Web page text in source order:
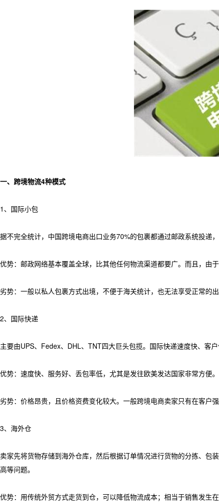
一、跨境物流4种模式
1、国际小包
据不完全统计，中国跨境电商出口业务70%的包裹都通过邮政系统投递
优势：邮政网络基本覆盖全球，比其他任何物流渠道都要广。而且，由
劣势：一般以私人包裹方式出境，不便于海关统计，也无法享受正常的
2、国际快递
主要由UPS、Fedex、DHL、TNT四大巨头包揽。国际快递速度快、客
优势：速度快、服务好、丢包率低，尤其是发往欧美发达国家非常方便。
劣势：价格昂贵，且价格资费变化较大。一般跨境电商卖家只有在客户
3、海外仓
卖家先将货物存储到海外仓库，然后根据订单情况进行货物的分拣、包
高等问题。
优势：用传统外贸方式走货到仓，可以降低物流成本；相当于销售发生